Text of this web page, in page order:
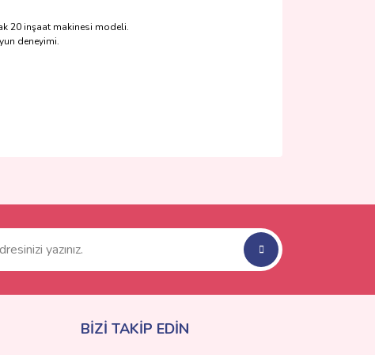
20 inşaat makinesi modeli.
deneyimi.
BİZİ TAKİP EDİN